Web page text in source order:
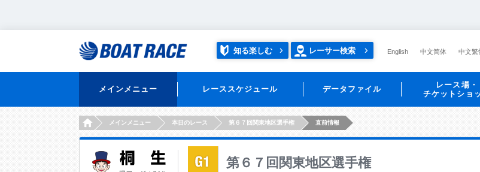
知る楽しむ レーサー検索 English 中文简体 中文繁
メインメニュー レーススケジュール データファイル
レース場・
チケットショ
HOMEメインメニュー 本日のレース 第６７回関東地区選手権 直前情報
第６７回関東地区選手権